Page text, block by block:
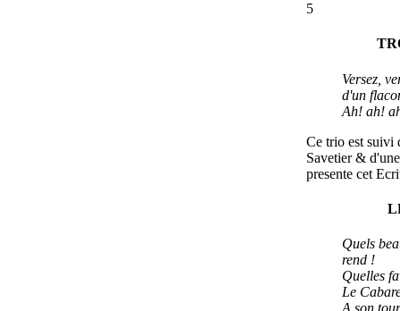
5
Versez,
d'un
Ah! ah!
Ce trio est suivi
Savetier &
presente cet
Quels
rend !
Quelles
Le